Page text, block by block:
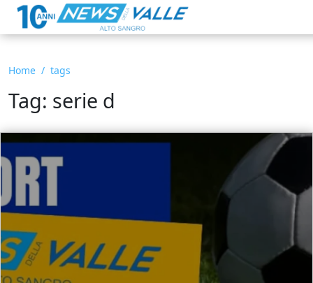
Home tags
Tag: serie d